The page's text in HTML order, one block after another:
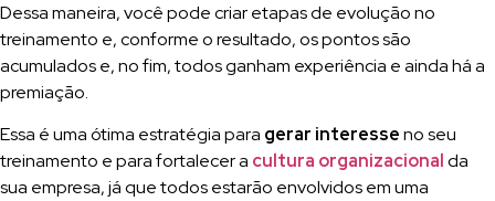
Dessa maneira, você pode criar etapas de evolução no
treinamento e, conforme o resultado, os pontos são
acumulados e, no fim, todos ganham experiência e ainda há a
premiação.
Essa é uma ótima estratégia para gerar interesseno seu
treinamento e para fortalecer a cultura organizacionalda
sua empresa, já que todos estarão envolvidos em uma